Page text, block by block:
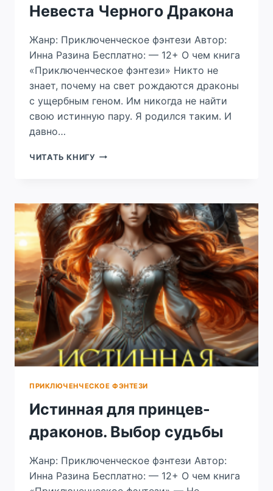
Невеста Черного Дракона
Жанр: Приключенческое фэнтези Автор:
Инна Разина Бесплатно: — 12+ О чем книга
«Приключенческое фэнтези» Никто не
знает, почему на свет рождаются драконы
с ущербным геном. Им никогда не найти
свою истинную пару. Я родился таким. И
давно…
ЧИТАТЬ КНИГУ НЕВЕСТА
ПРИКЛЮЧЕНЧЕСКОЕ ФЭНТЕЗИ
Истинная для принцев-
драконов. Выбор судьбы
Жанр: Приключенческое фэнтези Автор:
Инна Разина Бесплатно: — 12+ О чем книга